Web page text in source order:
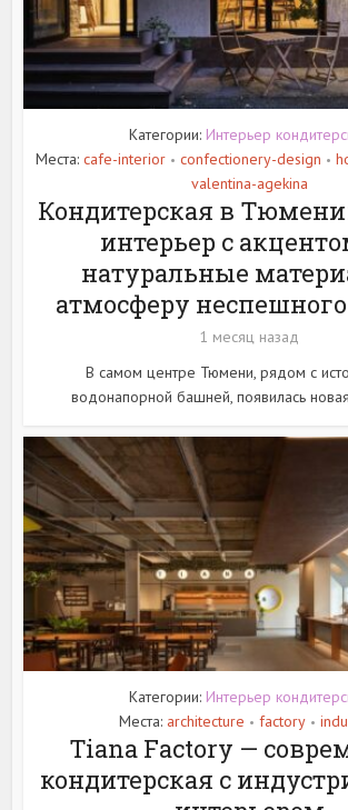
Категории: Интерьер
Места: cafe-interior • confectionery-design •
valentina-agekina
Кондитерская в
интерьер с
натуральные
атмосферу
1 месяц назад
В самом центре Тюмени, рядом с
водонапорной башней, появилась
Категории: Интерьер
Места: architecture • factory •
Tiana Factory —
кондитерская с